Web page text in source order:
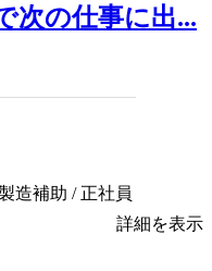
次の仕事に出...
造補助 / 正社員
詳細を表示